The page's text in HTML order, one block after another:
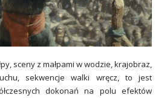
sceny z małpami w wodzie, krajobraz,
sekwencje walki wręcz, to jest
dokonań na polu efektów